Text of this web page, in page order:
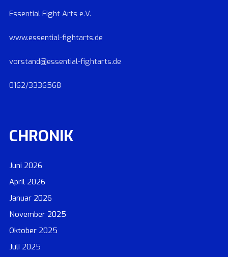
Essential Fight Arts e.V.
www.essential-fightarts.de
vorstand@essential-fightarts.de
0162/3336568
CHRONIK
Juni 2026
April 2026
Januar 2026
November 2025
Oktober 2025
Juli 2025